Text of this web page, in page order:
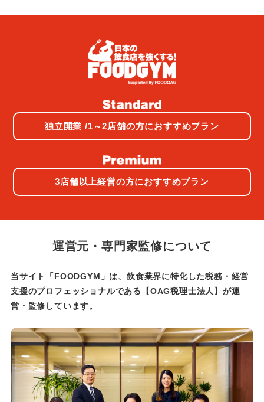
独立開業 /1～2店舗の方におすすめプラン
3店舗以上経営の方におすすめプラン
運営元・専門家監修について
当サイト「FOODGYM」は、飲食業界に特化した税務・経営
支援のプロフェッショナルである
【OAG税理士法人】が運
営・監修しています。